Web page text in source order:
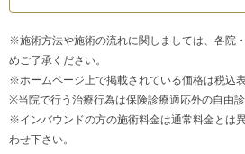
※施術方法や施術の流れに関しましては、各院
めご了承ください。
※ホームページ上で掲載されている価格は税込
※当院で行う治療行為は保険診療適応外の自由診
※インバウンドの方の施術料金は通常料金とは
わせ下さい。